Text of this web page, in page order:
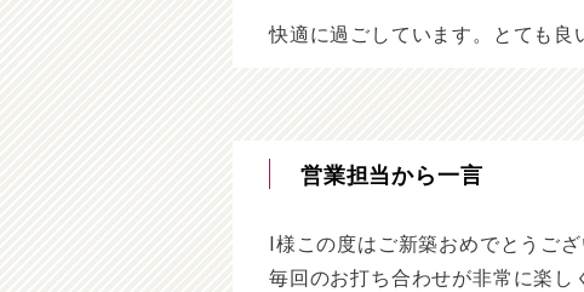
快適に過ごしています。とても良
営業担当から一言
I様この度はご新築おめでとうござ
毎回のお打ち合わせが非常に楽